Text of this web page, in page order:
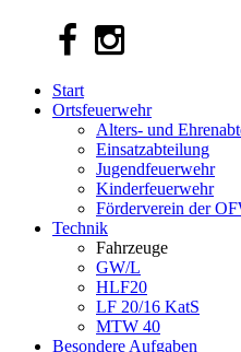
Start
Ortsfeuerwehr
Alters- und
Einsatzabteilung
Jugendfeuerwehr
Kinderfeuerwehr
Förderverein der
Technik
Fahrzeuge
GW/L
HLF20
LF 20/16 KatS
MTW 40
Besondere Aufgaben